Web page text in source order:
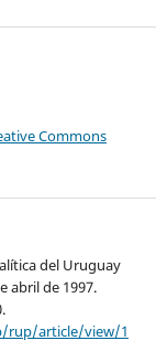
Commons
del Uruguay
abril de 1997.
rup/article/view/1